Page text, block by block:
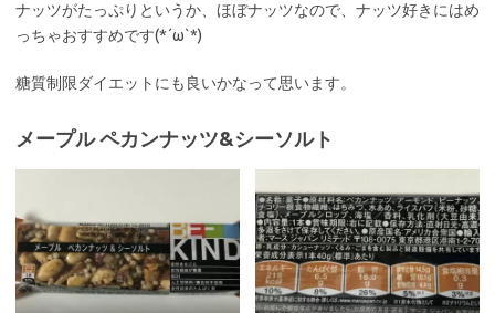
ナッツがたっぷりというか、ほぼナッツなので、ナッツ好きにはめ
っちゃおすすめです(*´ω`*)
糖質制限ダイエットにも良いかなって思います。
メープル ペカンナッツ&シーソルト